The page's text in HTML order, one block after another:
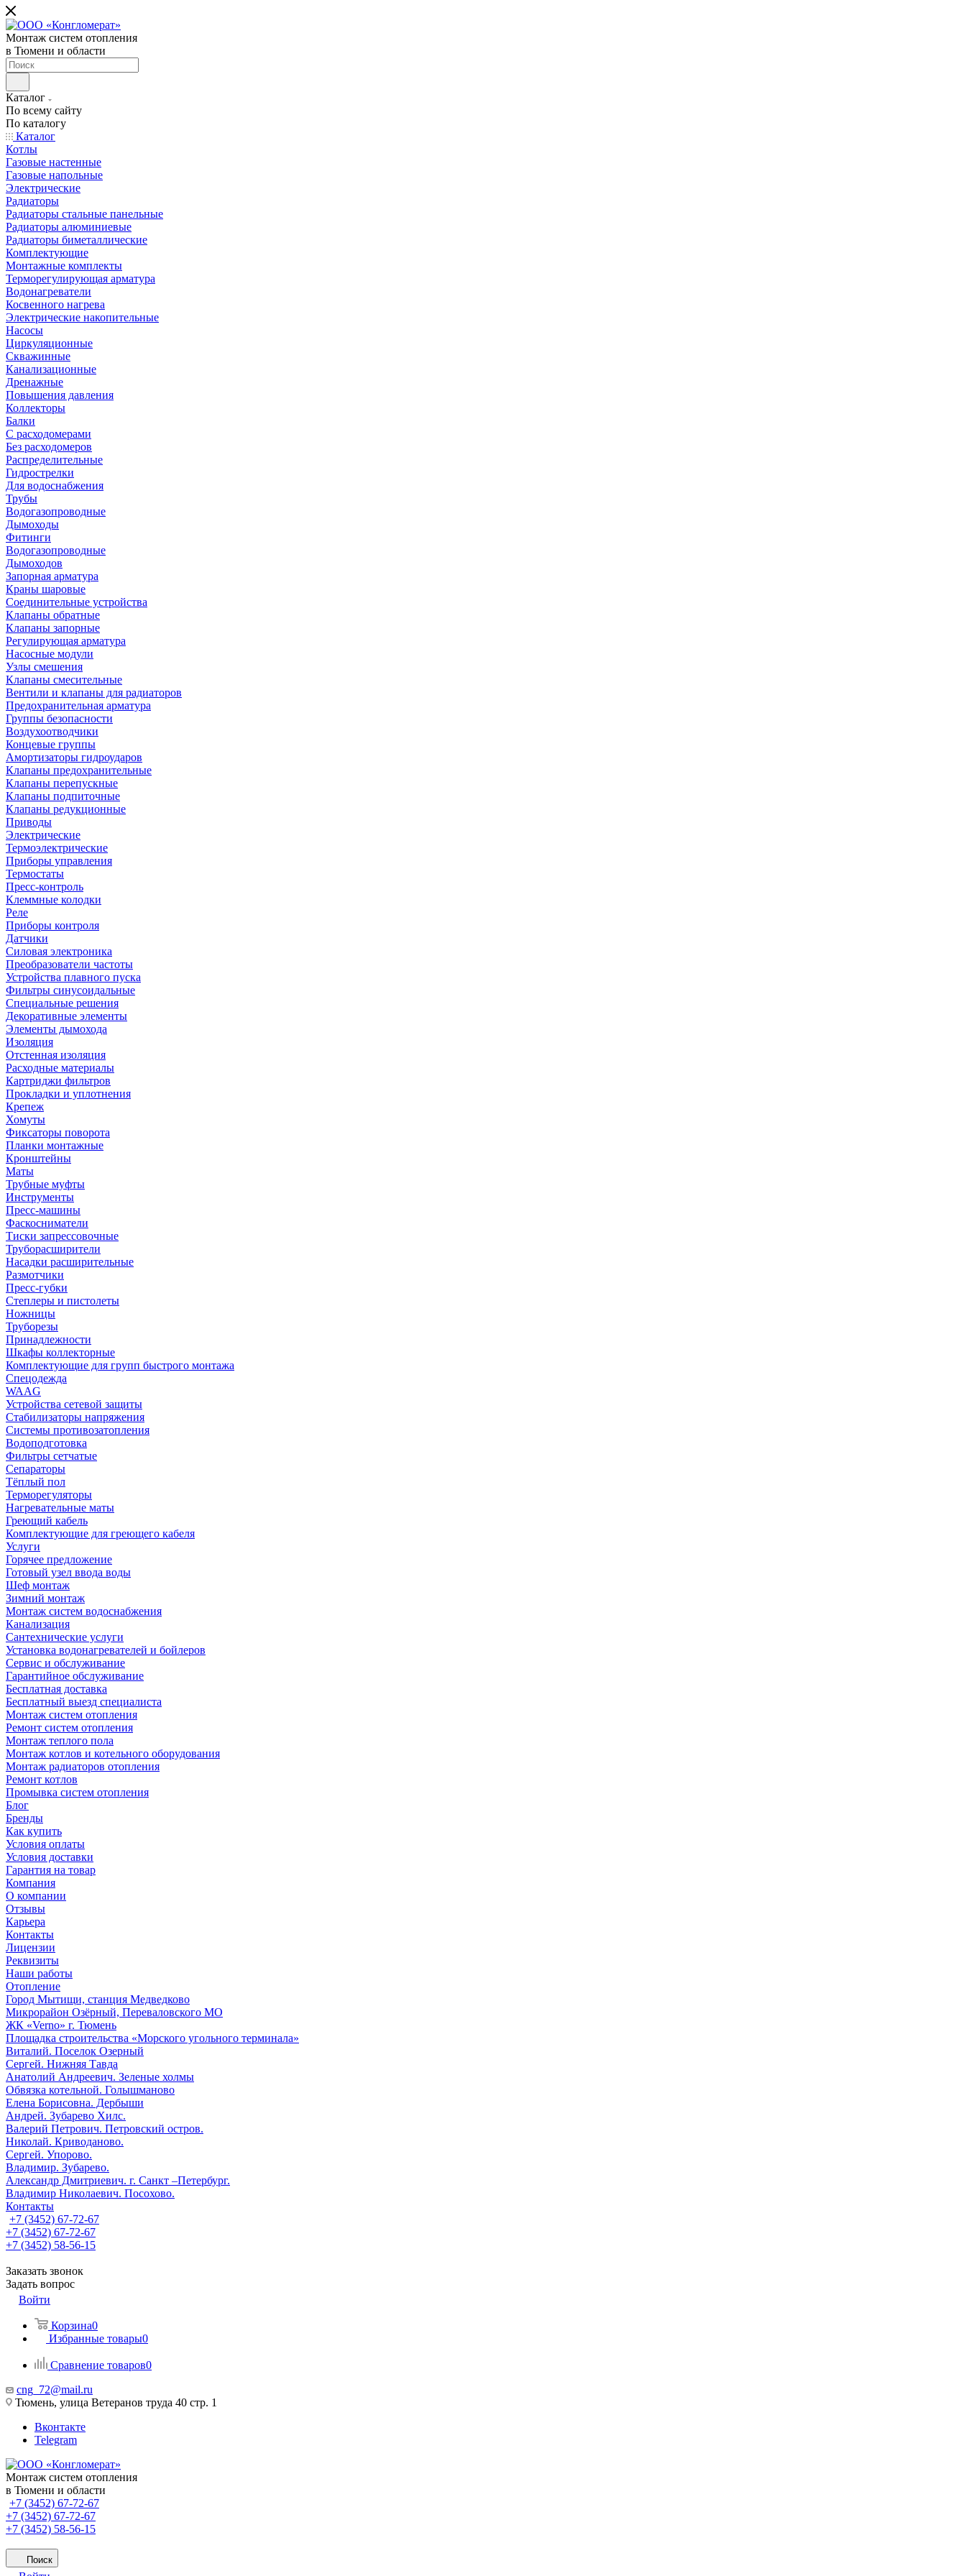
Монтаж систем отопления
в Тюмени и области
Каталог
По всему сайту
По каталогу
Каталог
Котлы
Газовые настенные
Газовые напольные
Электрические
Радиаторы
Радиаторы стальные панельные
Радиаторы алюминиевые
Радиаторы биметаллические
Комплектующие
Монтажные комплекты
Терморегулирующая арматура
Водонагреватели
Косвенного нагрева
Электрические накопительные
Насосы
Циркуляционные
Скважинные
Канализационные
Дренажные
Повышения давления
Коллекторы
Балки
С расходомерами
Без расходомеров
Распределительные
Гидрострелки
Для водоснабжения
Трубы
Водогазопроводные
Дымоходы
Фитинги
Водогазопроводные
Дымоходов
Запорная арматура
Краны шаровые
Соединительные устройства
Клапаны обратные
Клапаны запорные
Регулирующая арматура
Насосные модули
Узлы смешения
Клапаны смесительные
Вентили и клапаны для радиаторов
Предохранительная арматура
Группы безопасности
Воздухоотводчики
Концевые группы
Амортизаторы гидроударов
Клапаны предохранительные
Клапаны перепускные
Клапаны подпиточные
Клапаны редукционные
Приводы
Электрические
Термоэлектрические
Приборы управления
Термостаты
Пресс-контроль
Клеммные колодки
Реле
Приборы контроля
Датчики
Силовая электроника
Преобразователи частоты
Устройства плавного пуска
Фильтры синусоидальные
Специальные решения
Декоративные элементы
Элементы дымохода
Изоляция
Отстенная изоляция
Расходные материалы
Картриджи фильтров
Прокладки и уплотнения
Крепеж
Хомуты
Фиксаторы поворота
Планки монтажные
Кронштейны
Маты
Трубные муфты
Инструменты
Пресс-машины
Фаскосниматели
Тиски запрессовочные
Труборасширители
Насадки расширительные
Размотчики
Пресс-губки
Степлеры и пистолеты
Ножницы
Труборезы
Принадлежности
Шкафы коллекторные
Комплектующие для групп быстрого монтажа
Спецодежда
WAAG
Устройства сетевой защиты
Стабилизаторы напряжения
Системы противозатопления
Водоподготовка
Фильтры сетчатые
Сепараторы
Тёплый пол
Терморегуляторы
Нагревательные маты
Греющий кабель
Комплектующие для греющего кабеля
Услуги
Горячее предложение
Готовый узел ввода воды
Шеф монтаж
Зимний монтаж
Монтаж систем водоснабжения
Канализация
Сантехнические услуги
Установка водонагревателей и бойлеров
Сервис и обслуживание
Гарантийное обслуживание
Бесплатная доставка
Бесплатный выезд специалиста
Монтаж систем отопления
Ремонт систем отопления
Монтаж теплого пола
Монтаж котлов и котельного оборудования
Монтаж радиаторов отопления
Ремонт котлов
Промывка систем отопления
Блог
Бренды
Как купить
Условия оплаты
Условия доставки
Гарантия на товар
Компания
О компании
Отзывы
Карьера
Контакты
Лицензии
Реквизиты
Наши работы
Отопление
Город Мытищи, станция Медведково
Микрорайон Озёрный, Переваловского МО
ЖК «Verno» г. Тюмень
Площадка строительства «Морского угольного терминала»
Виталий. Поселок Озерный
Сергей. Нижняя Тавда
Анатолий Андреевич. Зеленые холмы
Обвязка котельной. Голышманово
Елена Борисовна. Дербыши
Андрей. Зубарево Хилс.
Валерий Петрович. Петровский остров.
Николай. Криводаново.
Сергей. Упорово.
Владимир. Зубарево.
Александр Дмитриевич. г. Санкт –Петербург.
Владимир Николаевич. Посохово.
Контакты
+7 (3452) 67-72-67
+7 (3452) 67-72-67
+7 (3452) 58-56-15
Заказать звонок
Задать вопрос
Войти
Корзина0
Избранные товары0
Сравнение товаров0
cng_72@mail.ru
Тюмень, улица Ветеранов труда 40 стр. 1
Вконтакте
Telegram
Монтаж систем отопления
в Тюмени и области
+7 (3452) 67-72-67
+7 (3452) 67-72-67
+7 (3452) 58-56-15
Поиск